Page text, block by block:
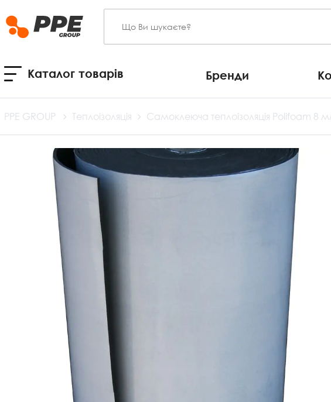
Каталог товарів Бренди
PPE GROUP Теплоізоляція Самоклеюча теплоізоляція Polifoam 8